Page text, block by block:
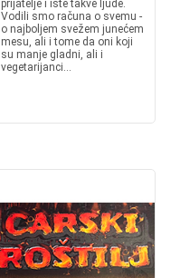
prijatelje i iste takve ljude.
Vodili smo računa o svemu -
o najboljem svežem junećem
mesu, ali i tome da oni koji
su manje gladni, ali i
vegetarijanci...